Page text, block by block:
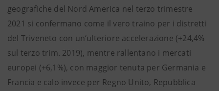
geografiche del Nord America nel terzo trimestre
2021 si confermano come il vero traino per i distretti
del Triveneto con un‘ulteriore accelerazione (+24,4%
sul terzo trim. 2019), mentre rallentano i mercati
europei (+6,1%), con maggior tenuta per Germania e
Francia e calo invece per Regno Unito, Repubblica